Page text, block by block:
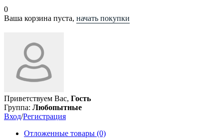
0
Ваша корзина пуста, начать покупки
Приветствуем Вас, Гость
Группа: Любопытные
Вход/Регистрация
Отложенные товары (0)